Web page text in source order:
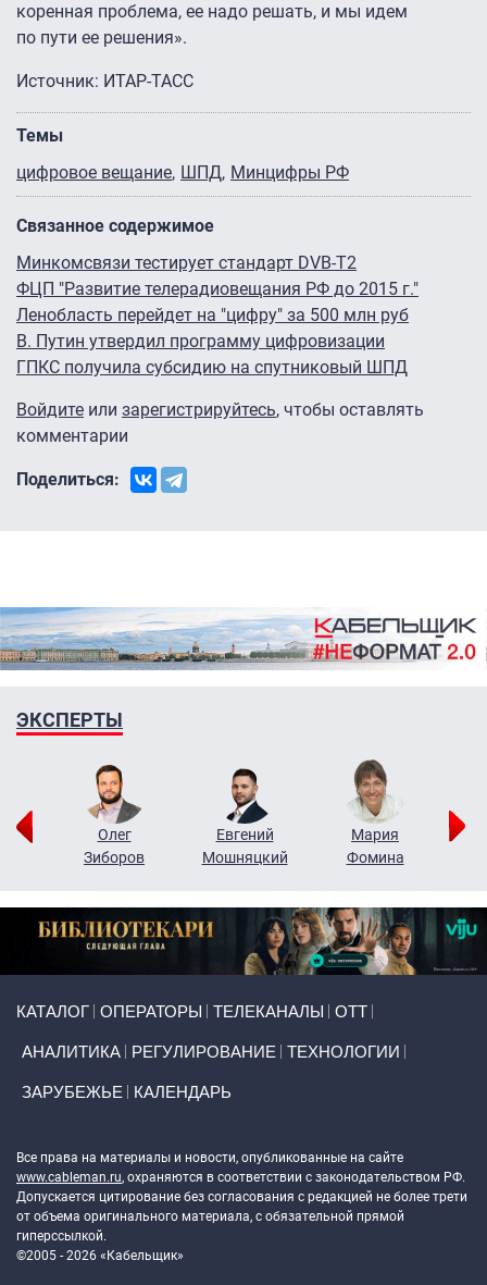
коренная проблема, ее надо решать, и мы идем
по пути ее решения».
Источник: ИТАР-ТАСС
Темы
цифровое вещание ШПД Минцифры РФ
Связанное содержимое
Минкомсвязи тестирует стандарт DVB-Т2
ФЦП "Развитие телерадиовещания РФ до 2015 г."
Ленобласть перейдет на "цифру" за 500 млн руб
В. Путин утвердил программу цифровизации
ГПКС получила субсидию на спутниковый ШПД
Войдите или зарегистрируйтесь, чтобы оставлять
комментарии
Поделиться:
ЭКСПЕРТЫ
Олег
Зиборов
Евгений
Мошняцкий
Мария
Фомина
КАТАЛОГ ОПЕРАТОРЫ ТЕЛЕКАНАЛЫ ОТТ
АНАЛИТИКА РЕГУЛИРОВАНИЕ ТЕХНОЛОГИИ
ЗАРУБЕЖЬЕ КАЛЕНДАРЬ
Все права на материалы и новости, опубликованные на сайте
www.cableman.ru, охраняются в соответствии с законодательством РФ.
Допускается цитирование без согласования с редакцией не более трети
от объема оригинального материала, с обязательной прямой
гиперссылкой.
©2005 - 2026 «Кабельщик»